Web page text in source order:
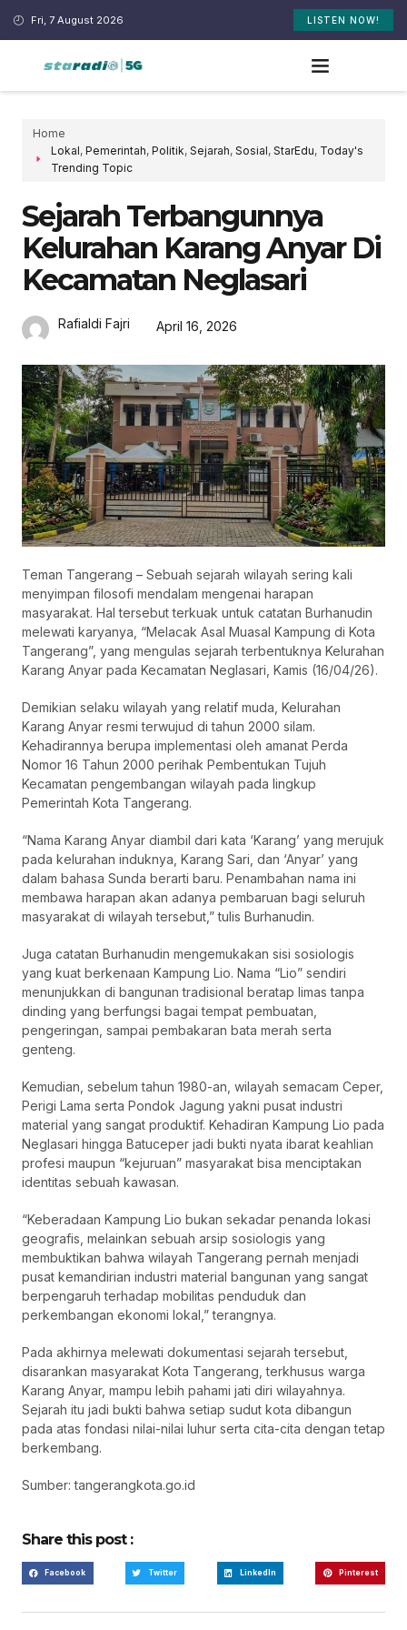
Fri, 7 August 2026 LISTEN NOW!
Home
Lokal, Pemerintah, Politik, Sejarah, Sosial, StarEdu, Today's
Trending Topic
Sejarah Terbangunnya
Kelurahan Karang Anyar Di
Kecamatan Neglasari
Rafialdi Fajri April 16, 2026
Teman Tangerang – Sebuah sejarah wilayah sering kali
menyimpan filosofi mendalam mengenai harapan
masyarakat. Hal tersebut terkuak untuk catatan Burhanudin
melewati karyanya, “Melacak Asal Muasal Kampung di Kota
Tangerang”, yang mengulas sejarah terbentuknya Kelurahan
Karang Anyar pada Kecamatan Neglasari, Kamis (16/04/26).
Demikian selaku wilayah yang relatif muda, Kelurahan
Karang Anyar resmi terwujud di tahun 2000 silam.
Kehadirannya berupa implementasi oleh amanat Perda
Nomor 16 Tahun 2000 perihak Pembentukan Tujuh
Kecamatan pengembangan wilayah pada lingkup
Pemerintah Kota Tangerang.
“Nama Karang Anyar diambil dari kata ‘Karang’ yang merujuk
pada kelurahan induknya, Karang Sari, dan ‘Anyar’ yang
dalam bahasa Sunda berarti baru. Penambahan nama ini
membawa harapan akan adanya pembaruan bagi seluruh
masyarakat di wilayah tersebut,” tulis Burhanudin.
Juga catatan Burhanudin mengemukakan sisi sosiologis
yang kuat berkenaan Kampung Lio. Nama “Lio” sendiri
menunjukkan di bangunan tradisional beratap limas tanpa
dinding yang berfungsi bagai tempat pembuatan,
pengeringan, sampai pembakaran bata merah serta
genteng.
Kemudian, sebelum tahun 1980-an, wilayah semacam Ceper,
Perigi Lama serta Pondok Jagung yakni pusat industri
material yang sangat produktif. Kehadiran Kampung Lio pada
Neglasari hingga Batuceper jadi bukti nyata ibarat keahlian
profesi maupun “kejuruan” masyarakat bisa menciptakan
identitas sebuah kawasan.
“Keberadaan Kampung Lio bukan sekadar penanda lokasi
geografis, melainkan sebuah arsip sosiologis yang
membuktikan bahwa wilayah Tangerang pernah menjadi
pusat kemandirian industri material bangunan yang sangat
berpengaruh terhadap mobilitas penduduk dan
perkembangan ekonomi lokal,” terangnya.
Pada akhirnya melewati dokumentasi sejarah tersebut,
disarankan masyarakat Kota Tangerang, terkhusus warga
Karang Anyar, mampu lebih pahami jati diri wilayahnya.
Sejarah itu jadi bukti bahwa setiap sudut kota dibangun
pada atas fondasi nilai-nilai luhur serta cita-cita dengan tetap
berkembang.
Sumber: tangerangkota.go.id
Share this post :
Facebook Twitter LinkedIn Pinterest